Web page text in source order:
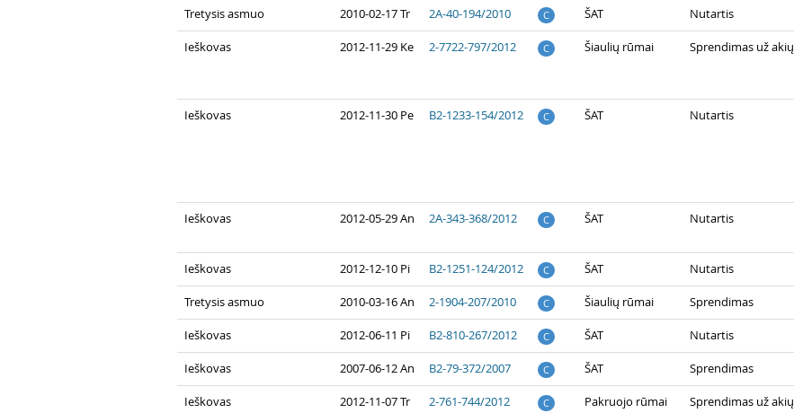
Tretysis asmuo 2010-02-17 Tr 2A-40-194/2010 C ŠAT Nutartis
Ieškovas 2012-11-29 Ke 2-7722-797/2012 C Šiaulių rūmai Sprendimas už akių
Ieškovas 2012-11-30 Pe B2-1233-154/2012 C ŠAT Nutartis
Ieškovas 2012-05-29 An 2A-343-368/2012 C ŠAT Nutartis
Ieškovas 2012-12-10 Pi B2-1251-124/2012 C ŠAT Nutartis
Tretysis asmuo 2010-03-16 An 2-1904-207/2010 C Šiaulių rūmai Sprendimas
Ieškovas 2012-06-11 Pi B2-810-267/2012 C ŠAT Nutartis
Ieškovas 2007-06-12 An B2-79-372/2007 C ŠAT Sprendimas
Ieškovas 2012-11-07 Tr 2-761-744/2012 C Pakruojo rūmai Sprendimas už akių